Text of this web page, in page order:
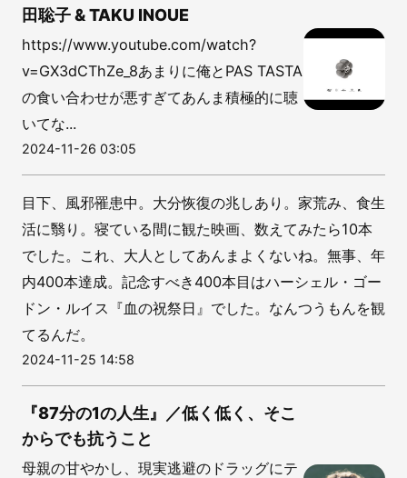
田聡子 & TAKU INOUE
https://www.youtube.com/watch?
v=GX3dCThZe_8あまりに俺とPAS TASTA
の食い合わせが悪すぎてあんま積極的に聴
いてな...
2024-11-26 03:05
目下、風邪罹患中。大分恢復の兆しあり。家荒み、食生
活に翳り。寝ている間に観た映画、数えてみたら10本
でした。これ、大人としてあんまよくないね。無事、年
内400本達成。記念すべき400本目はハーシェル・ゴー
ドン・ルイス『血の祝祭日』でした。なんつうもんを観
てるんだ。
2024-11-25 14:58
『87分の1の人生』／低く低く、そこ
からでも抗うこと
母親の甘やかし、現実逃避のドラッグにテ